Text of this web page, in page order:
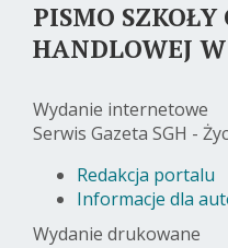
PISMO SZKOŁY
HANDLOWEJ
Wydanie internetowe
Serwis Gazeta SGH -
Redakcja portalu
Informacje dla
Wydanie drukowane